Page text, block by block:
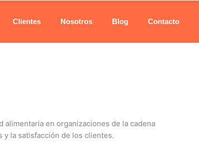
Clientes Nosotros Blog Contacto
alimentaria en organizaciones de la cadena
y la satisfacción de los clientes.